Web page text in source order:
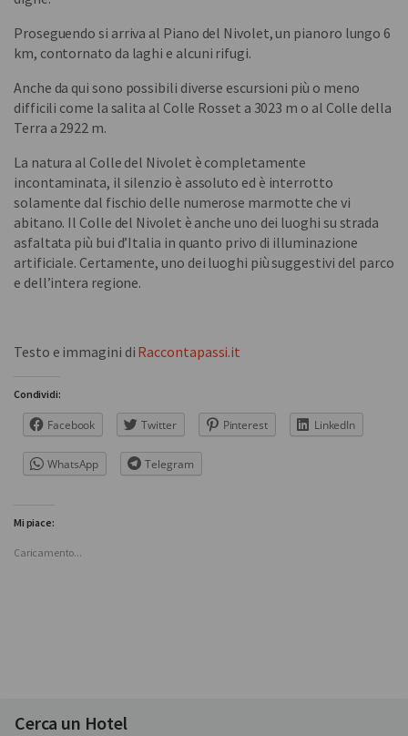
Proseguendo si arriva al Piano del Nivolet, un pianoro lungo 6
km, contornato da laghi e alcuni rifugi.
Anche da qui sono possibili diverse escursioni più o meno
difficili come la salita al Colle Rosset a 3023 m o al Colle della
Terra a 2922 m.
La natura al Colle del Nivolet è completamente
incontaminata, il silenzio è assoluto ed è interrotto
solamente dal fischio delle numerose marmotte che vi
abitano. Il Colle del Nivolet è anche uno dei luoghi su strada
asfaltata più bui d’Italia in quanto privo di illuminazione
artificiale. Certamente, uno dei luoghi più suggestivi del parco
e dell’intera regione.
Testo e immagini di Raccontapassi.it
Condividi:
Facebook Twitter Pinterest LinkedIn
WhatsApp Telegram
Mi piace:
Caricamento...
Cerca un Hotel